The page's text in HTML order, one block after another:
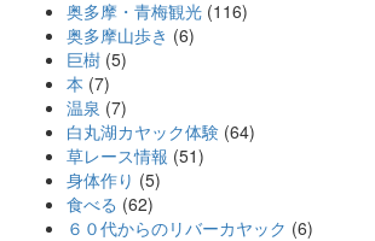
奥多摩・青梅観光 (116)
奥多摩山歩き (6)
巨樹 (5)
本 (7)
温泉 (7)
白丸湖カヤック体験 (64)
草レース情報 (51)
身体作り (5)
食べる (62)
６０代からのリバーカヤック (6)